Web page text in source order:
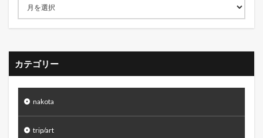
カテゴリー
nakota
trip/art